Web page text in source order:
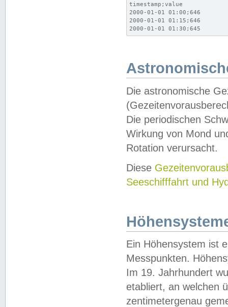
timestamp;value
2000-01-01 01:00;646
2000-01-01 01:15;646
2000-01-01 01:30;645
Die astronomische
Die periodischen
Wirkung von Mond
Rotation verursacht.
Diese
Seeschifffahrt und
Ein Höhensystem ist
Messpunkten.
Im 19. Jahrhundert
etabliert, an welchen
zentimetergenau